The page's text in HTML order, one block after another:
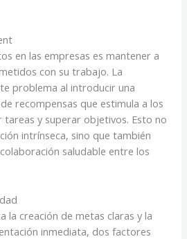
en las empresas es mantener a
con su trabajo. La
problema al introducir una
recompensas que estimula a los
y superar objetivos. Esto no
intrínseca, sino que también
saludable entre los
la creación de metas claras y la
inmediata, dos factores